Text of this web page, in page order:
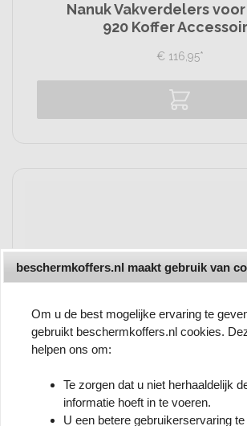
Nanuk Vakverdelers
920 Koffer
€ 116, 95*
beschermkoffers.nl maakt gebruik van
Om u de best mogelijke ervaring te
gebruikt beschermkoffers.nl cookies.
helpen ons om:
Te zorgen dat u niet herhaaldelijk
informatie hoeft in te voeren.
U een betere gebruikerservaring te